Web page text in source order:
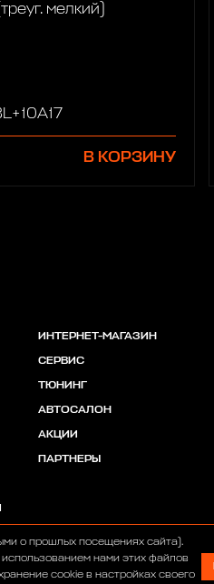
мелкий)
В КОРЗИНУ
ИНТЕРНЕТ-МАГАЗИН
СЕРВИС
ТЮНИНГ
АВТОСАЛОН
АКЦИИ
ПАРТНЕРЫ
о прошлых посещениях сайта).
нами этих файлов
cookie в настройках своего